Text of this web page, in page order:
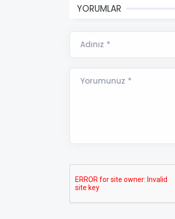
YORUMLAR
Adınız *
Yorumunuz *